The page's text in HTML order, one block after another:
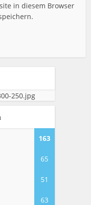
in diesem Browser
163
65
51
63